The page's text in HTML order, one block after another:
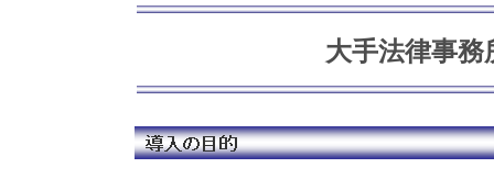
大手法律事